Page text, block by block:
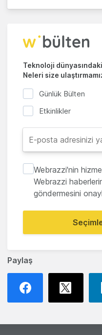
Paylaş
Teknoloji
Neleri size
Günlük Bülten
Etkinlikler
Webrazzi'nin
Webrazzi
göndermesini